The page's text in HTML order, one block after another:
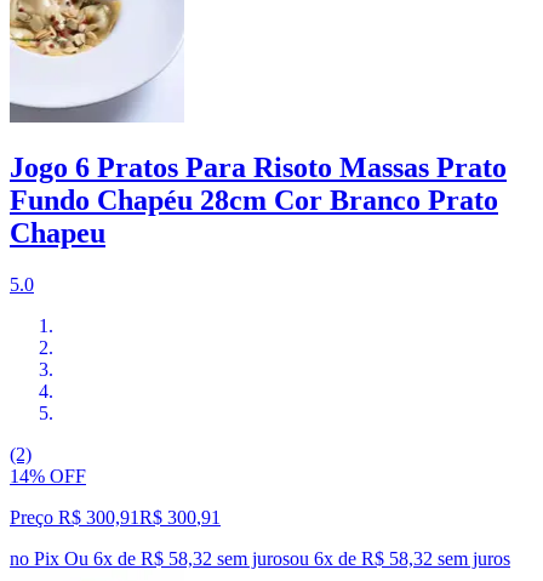
Jogo 6 Pratos Para Risoto Massas Prato
Fundo Chapéu 28cm Cor Branco Prato
Chapeu
5.0
(2)
14% OFF
Preço R$ 300,91R$ 300,91
no Pix Ou 6x de R$ 58,32 sem jurosou 6x de R$ 58,32 sem juros